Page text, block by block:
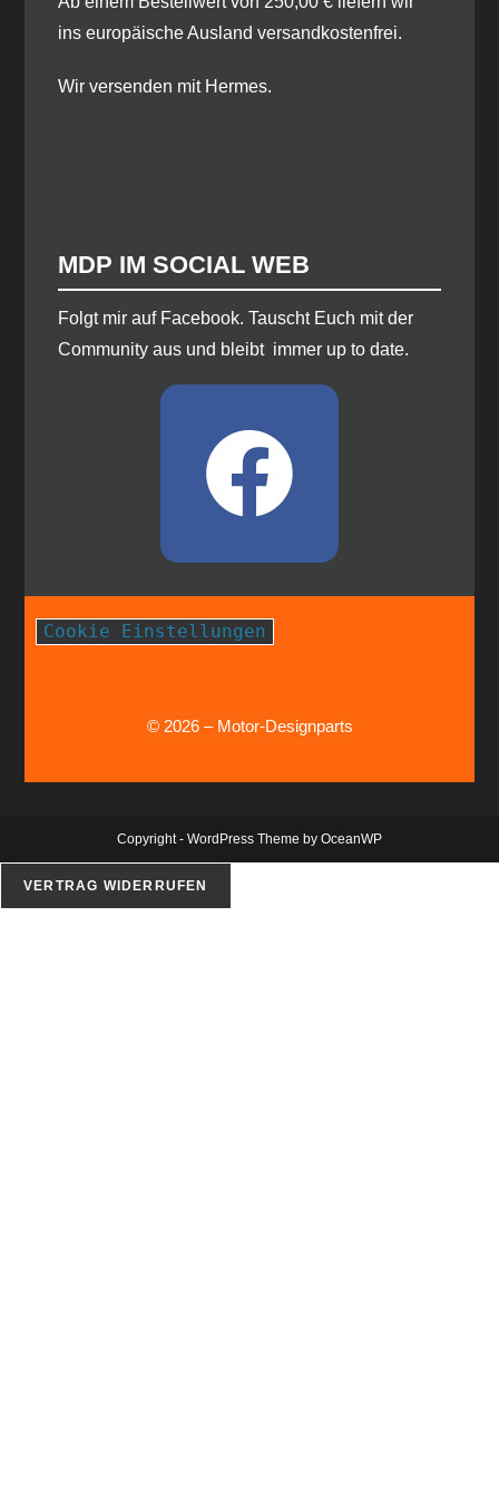
ins europäische Ausland versandkostenfrei.
Wir versenden mit Hermes.
MDP IM SOCIAL WEB
​Folgt mir auf Facebook. Tauscht Euch mit der
Community aus und bleibt immer up to date.
Cookie Einstellungen
© 2026 – Motor-Designparts
Copyright - WordPress Theme by OceanWP
VERTRAG WIDERRUFEN